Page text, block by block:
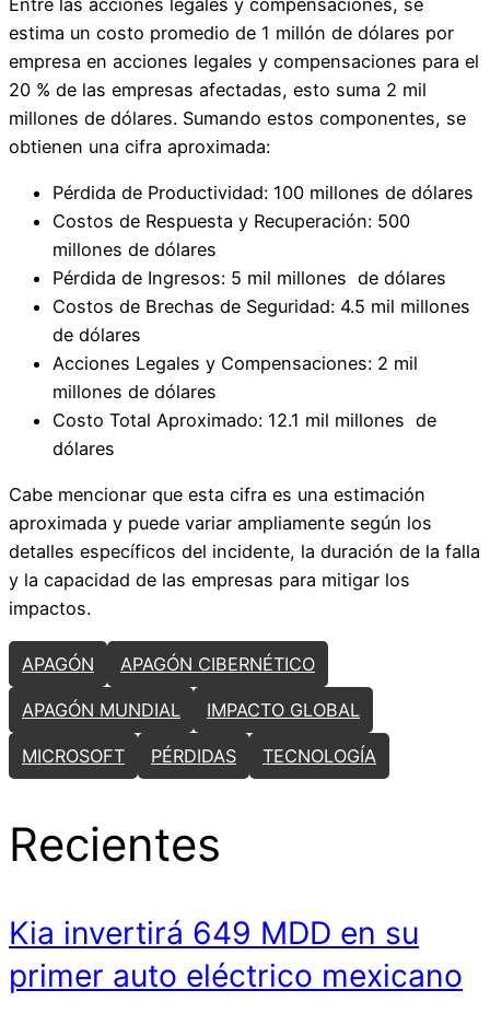
estima un costo promedio de 1 millón de dólares por
empresa en acciones legales y compensaciones para el
20 % de las empresas afectadas, esto suma 2 mil
millones de dólares. Sumando estos componentes, se
obtienen una cifra aproximada:
Pérdida de Productividad: 100 millones de dólares
Costos de Respuesta y Recuperación: 500
millones de dólares
Pérdida de Ingresos: 5 mil millones de dólares
Costos de Brechas de Seguridad: 4.5 mil millones
de dólares
Acciones Legales y Compensaciones: 2 mil
millones de dólares
Costo Total Aproximado: 12.1 mil millones de
dólares
Cabe mencionar que esta cifra es una estimación
aproximada y puede variar ampliamente según los
detalles específicos del incidente, la duración de la falla
y la capacidad de las empresas para mitigar los
impactos.
APAGÓN APAGÓN CIBERNÉTICO
APAGÓN MUNDIAL IMPACTO GLOBAL
MICROSOFT PÉRDIDAS TECNOLOGÍA
Recientes
Kia invertirá 649 MDD en su
primer auto eléctrico mexicano